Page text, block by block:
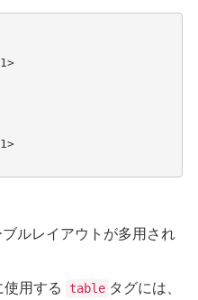
>
>
ルレイアウトが多用され
用する
table タグには、